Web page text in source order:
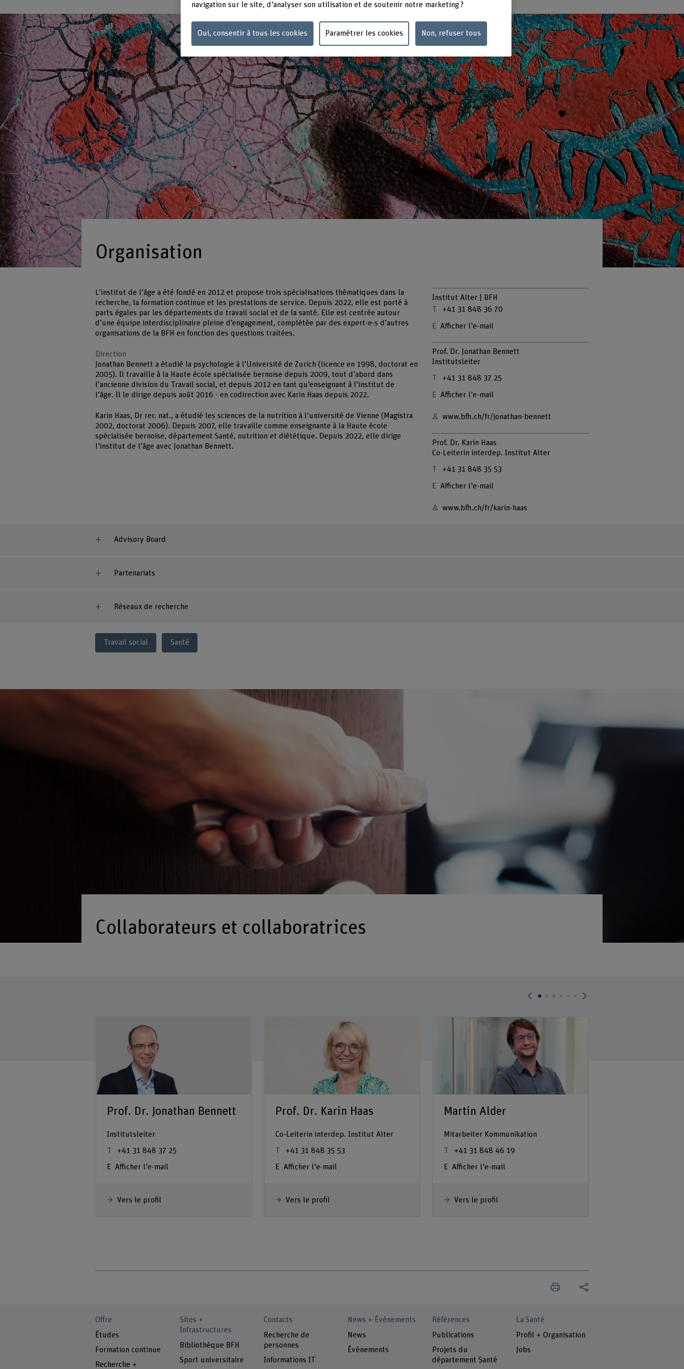
Organisation
L’institut de l’âge a été fondé en 2012 et propose trois spécialisations thématiques dans la
recherche, la formation continue et les prestations de service. Depuis 2022, elle est porté à
parts égales par les départements du travail social et de la santé. Elle est centrée autour
d’une équipe interdisciplinaire pleine d’engagement, complétée par des expert-e-s d’autres
organisations de la BFH en fonction des questions traitées.
Direction
Jonathan Bennett a étudié la psychologie à l’Université de Zurich (licence en 1998, doctorat en
2005). Il travaille à la Haute école spécialisée bernoise depuis 2009, tout d’abord dans
l’ancienne division du Travail social, et depuis 2012 en tant qu’enseignant à l’institut de
l’âge. Il le dirige depuis août 2016 - en codirection avec Karin Haas depuis 2022.
Karin Haas, Dr rer. nat., a étudié les sciences de la nutrition à l'université de Vienne (Magistra
2002, doctorat 2006). Depuis 2007, elle travaille comme enseignante à la Haute école
spécialisée bernoise, département Santé, nutrition et diététique. Depuis 2022, elle dirige
l'institut de l’âge avec Jonathan Bennett.
Institut Alter | BFH
+41 31 848 36 70
Afficher l'e-mail
Prof. Dr. Jonathan Bennett
Institutsleiter
+41 31 848 37 25
Afficher l'e-mail
www.bfh.ch/fr/jonathan-bennett
Prof. Dr. Karin Haas
Co-Leiterin interdep. Institut Alter
+41 31 848 35 53
Afficher l'e-mail
www.bfh.ch/fr/karin-haas
Advisory Board
Partenariats
Réseaux de recherche
Travail social Santé
Collaborateurs et collaboratrices
Prof. Dr. Jonathan Bennett
Institutsleiter
+41 31 848 37 25
Afficher l'e-mail
Vers le profil
Prof. Dr. Karin Haas
Co-Leiterin interdep. Institut Alter
+41 31 848 35 53
Afficher l'e-mail
Vers le profil
Martin Alder
Mitarbeiter Kommunikation
+41 31 848 46 19
Afficher l'e-mail
Vers le profil
Offre
Études
Formation continue
Recherche +
Sites +
Infrastructures
Bibliothèque BFH
Sport universitaire
Contacts
Recherche de
personnes
Informations IT
News + Évènements
News
Évènements
Références
Publications
Projets du
département Santé
La Santé
Profil + Organisation
Jobs
navigation sur le site, d'analyser son utilisation et de soutenir notre marketing ?
Oui, consentir à tous les cookies Paramétrer les cookies Non, refuser tous